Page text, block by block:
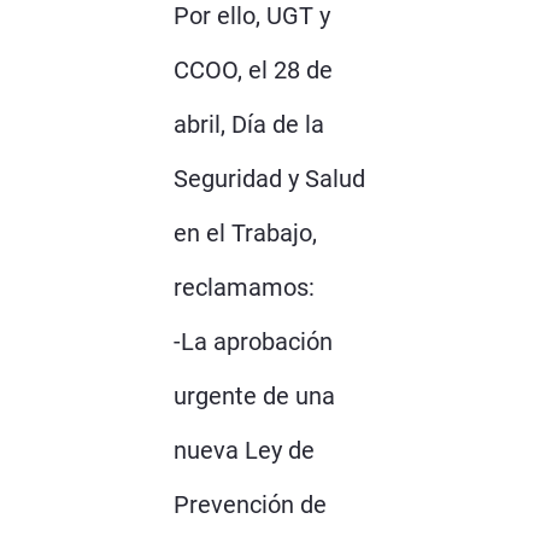
Por ello, UGT y
CCOO, el 28 de
abril, Día de la
Seguridad y Salud
en el Trabajo,
reclamamos:
-La aprobación
urgente de una
nueva Ley de
Prevención de